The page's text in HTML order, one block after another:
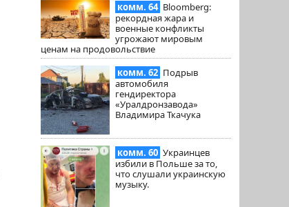
комм. 64 Bloomberg:
рекордная жара и
военные конфликты
угрожают мировым
ценам на продовольствие
комм. 62 Подрыв
автомобиля
гендиректора
«Уралдронзавода»
Владимира Ткачука
комм. 60 Украинцев
избили в Польше за то,
что слушали украинскую
музыку.